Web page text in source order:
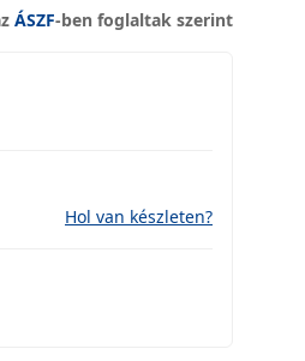
ÁSZF-ben foglaltak szerint
Hol van készleten?